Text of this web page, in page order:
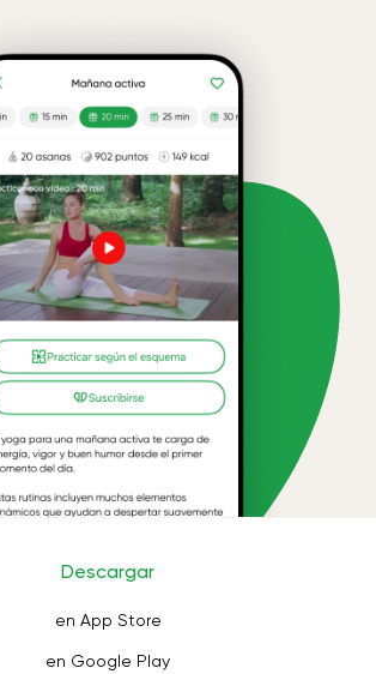
Descargar
en App Store
en Google Play